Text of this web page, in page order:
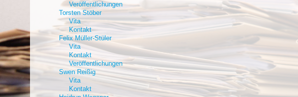
Veröffentlichungen
Torsten Stöber
Vita
Kontakt
Felix Müller-Stüler
Vita
Kontakt
Veröffentlichungen
Swen Reißig
Vita
Kontakt